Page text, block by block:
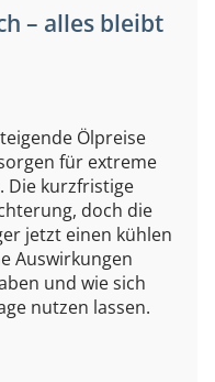
– alles bleibt
Ölpreise
für extreme
Die kurzfristige
doch die
jetzt einen kühlen
Auswirkungen
und wie sich
nutzen lassen.